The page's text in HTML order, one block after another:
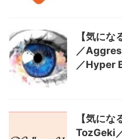
【気に
／
／Hyper
【気にな
TozGeki